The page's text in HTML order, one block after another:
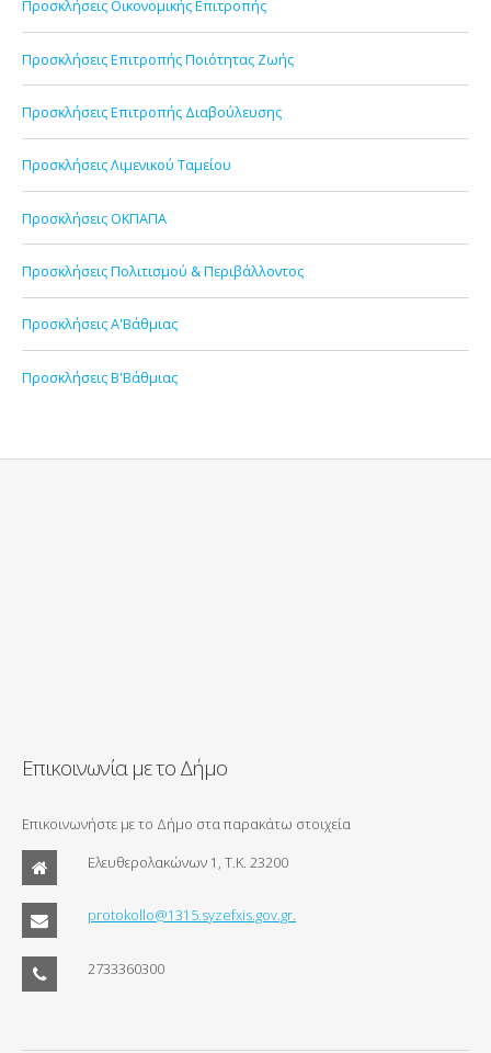
Προσκλήσεις Οικονομικής Επιτροπής
Προσκλήσεις Επιτροπής Ποιότητας Ζωής
Προσκλήσεις Επιτροπής Διαβούλευσης
Προσκλήσεις Λιμενικού Ταμείου
Προσκλήσεις ΟΚΠΑΠΑ
Προσκλήσεις Πολιτισμού & Περιβάλλοντος
Προσκλήσεις Α'Βάθμιας
Προσκλήσεις Β'Βάθμιας
Επικοινωνία με το Δήμο
Επικοινωνήστε με το Δήμο στα παρακάτω στοιχεία
Ελευθερολακώνων 1, Τ.Κ. 23200
protokollo@1315.syzefxis.gov.gr.
2733360300